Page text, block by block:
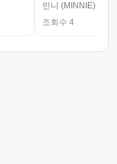
민니 (MINNIE)
조회수 4